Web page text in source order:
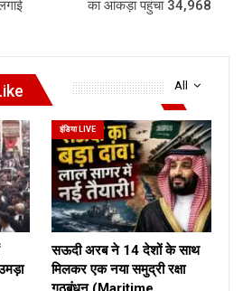
का आंकड़ा पहुंचा 34,968
All
इंडिया LIVE
सऊदी अरब ने 14 देशों के साथ
मिलकर एक नया समुद्री रक्षा